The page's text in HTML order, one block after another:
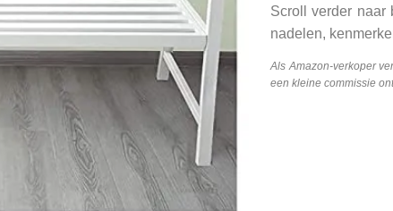
Scroll verder naar
nadelen,
Als Amazon-verkoper
een kleine commissie